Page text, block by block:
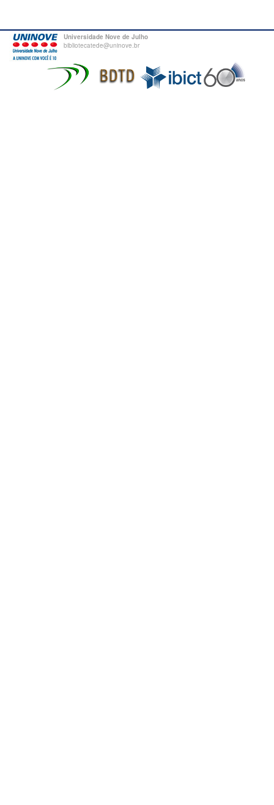
Universidade Nove de Julho
bibliotecatede@uninove.br